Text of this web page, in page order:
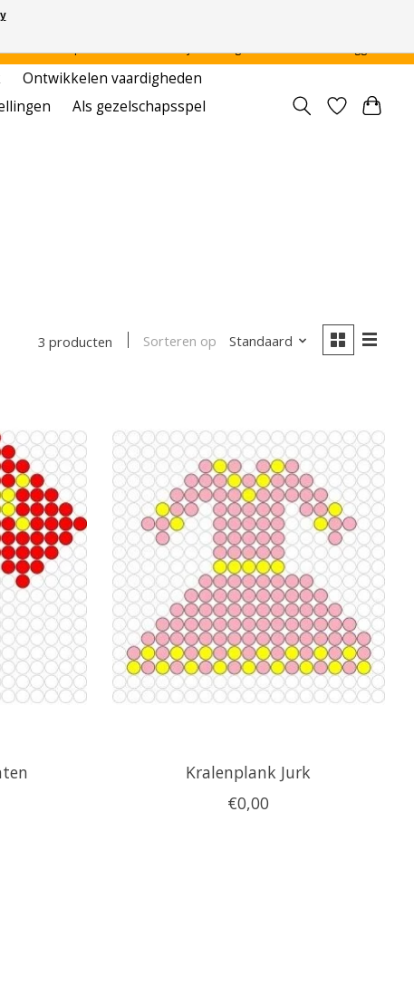
Ontwikkelen vaardigheden
Als gezelschapsspel
3 producten Sorteren op Standaard
Kralenplank Jurk
€0,00